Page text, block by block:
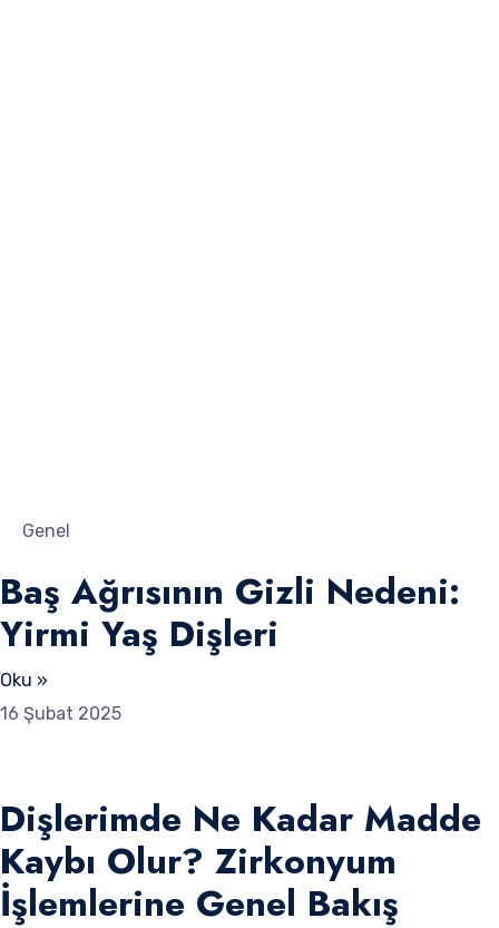
Genel
Baş Ağrısının Gizli Nedeni:
Yirmi Yaş Dişleri
Oku »
16 Şubat 2025
Dişlerimde Ne Kadar Madde
Kaybı Olur? Zirkonyum
İşlemlerine Genel Bakış